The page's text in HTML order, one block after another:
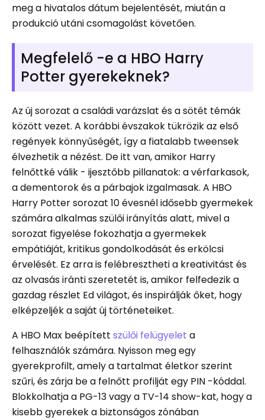
meg a hivatalos dátum bejelentését, miután a
produkció utáni csomagolást követően.
Megfelelő -e a HBO Harry
Potter gyerekeknek?
Az új sorozat a családi varázslat és a sötét témák
között vezet. A korábbi évszakok tükrözik az első
regények könnyűségét, így a fiatalabb tweensek
élvezhetik a nézést. De itt van, amikor Harry
felnőttké válik - ijesztőbb pillanatok: a vérfarkasok,
a dementorok és a párbajok izgalmasak. A HBO
Harry Potter sorozat 10 évesnél idősebb gyermekek
számára alkalmas szülői irányítás alatt, mivel a
sorozat figyelése fokozhatja a gyermekek
empátiáját, kritikus gondolkodását és erkölcsi
érvelését. Ez arra is felébresztheti a kreativitást és
az olvasás iránti szeretetét is, amikor felfedezik a
gazdag részlet Ed világot, és inspirálják őket, hogy
elképzeljék a saját új történeteiket.
A HBO Max beépített szülői felügyelet a
felhasználók számára. Nyisson meg egy
gyerekprofilt, amely a tartalmat életkor szerint
szűri, és zárja be a felnőtt profilját egy PIN -kóddal.
Blokkolhatja a PG-13 vagy a TV-14 show-kat, hogy a
kisebb gyerekek a biztonságos zónában